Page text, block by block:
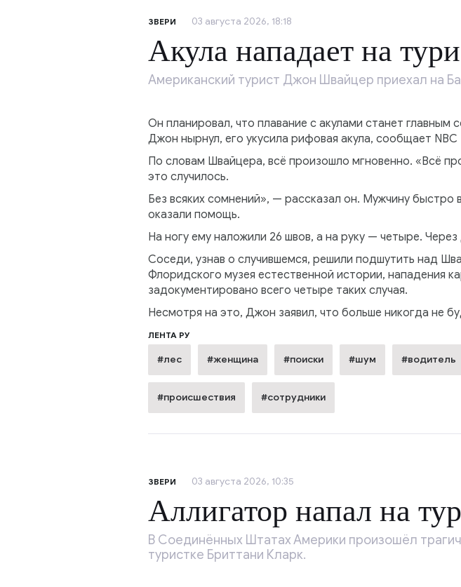
ЗВЕРИ 03 августа 2026, 18:18
Акула нападает на
Американский турист Джон Швайцер приехал на
Он планировал, что плавание с акулами станет
Джон нырнул, его укусила рифовая акула, сообщает NBC
По словам Швайцера, всё произошло мгновенно. «Всё
это случилось.
Без всяких сомнений», — рассказал он. Мужчину
оказали помощь.
На ногу ему наложили 26 швов, а на руку — четыре.
Соседи, узнав о случившемся, решили подшутить над
Флоридского музея естественной истории, нападения
задокументировано всего четыре таких случая.
Несмотря на это, Джон заявил, что больше никогда не
ЛЕНТА РУ
#лес #женщина #поиски #шум #водитель
#происшествия #сотрудники
ЗВЕРИ 03 августа 2026, 10:35
Аллигатор напал на
В Соединённых Штатах Америки произошёл
туристке Бриттани Кларк.